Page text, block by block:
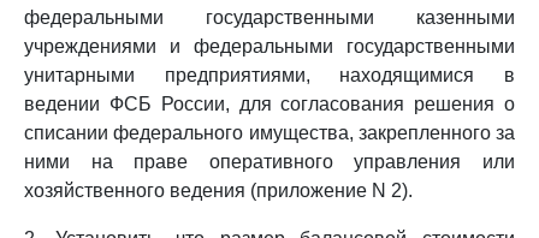
федеральными государственными казенными
учреждениями и федеральными государственными
унитарными предприятиями, находящимися в
ведении ФСБ России, для согласования решения о
списании федерального имущества, закрепленного за
ними на праве оперативного управления или
хозяйственного ведения (приложение N 2).